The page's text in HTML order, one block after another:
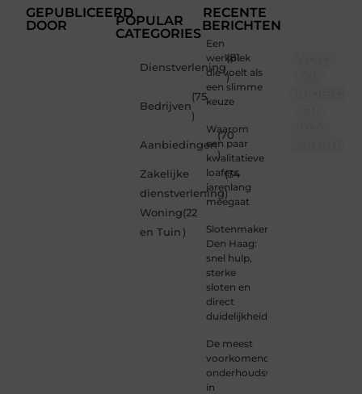
GEPUBLICEERD
DOOR
POPULAR
CATEGORIES
Dienstverlening
(81
)
Bedrijven
(75
)
Aanbiedingen
(70
)
Zakelijke
dienstverlening
(34
)
Woning
en Tuin
(22
)
RECENTE
BERICHTEN
Een
werkplek
die voelt als
een slimme
keuze
Waarom
een paar
kwalitatieve
loafers
jarenlang
meegaat
Slotenmaker
Den Haag:
snel hulp,
sterke
sloten en
direct
duidelijkheid
De meest
voorkomende
onderhoudswerkzaamheden
in